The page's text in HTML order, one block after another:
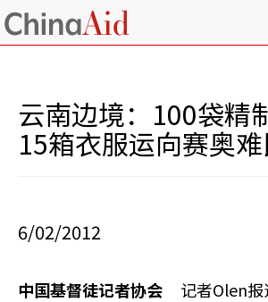
云南边境：100袋精
15箱衣服运向赛奥
6/02/2012
中国基督徒记者协会 记者Olen报